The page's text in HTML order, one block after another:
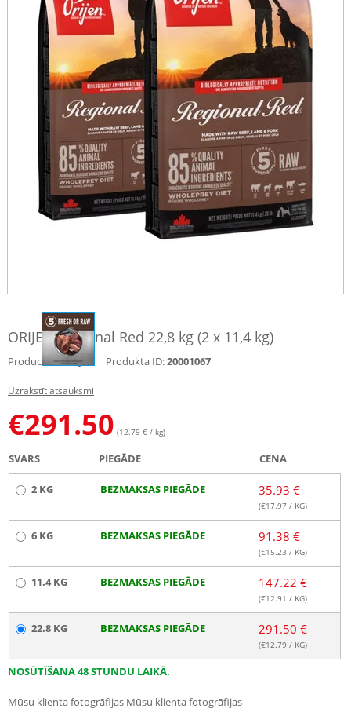
ORIJEN Regional Red 22,8 kg (2 x 11,4 kg)
Producent:ORIJEN Produkta ID:20001067
Uzrakstīt atsauksmi
€291.50 (12.79 € / kg)
SVARS PIEGĀDE CENA
2 KG BEZMAKSAS PIEGĀDE 35.93 €
(€17.97 / KG)
6 KG BEZMAKSAS PIEGĀDE 91.38 €
(€15.23 / KG)
11.4 KG BEZMAKSAS PIEGĀDE 147.22 €
(€12.91 / KG)
22.8 KG BEZMAKSAS PIEGĀDE 291.50 €
(€12.79 / KG)
NOSŪTĪŠANA 48 STUNDU LAIKĀ.
Mūsu klienta fotogrāfijas Mūsu klienta fotogrāfijas